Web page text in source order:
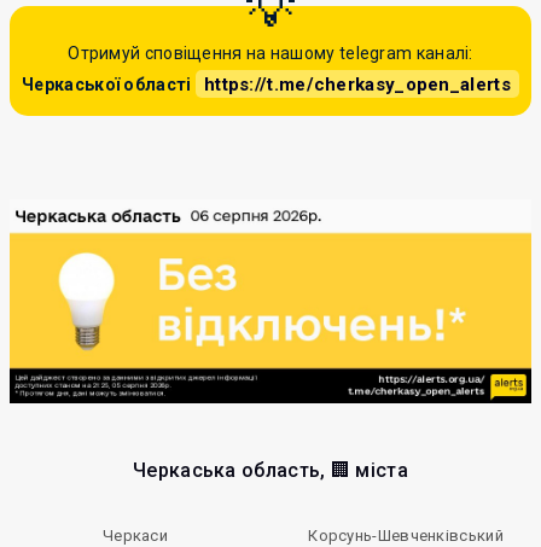
Отримуй сповіщення на нашому telegram каналі:
Черкаської області
https://t.me/cherkasy_open_alerts
Черкаська область, 🏢 міста
Черкаси
Корсунь-Шевченківський